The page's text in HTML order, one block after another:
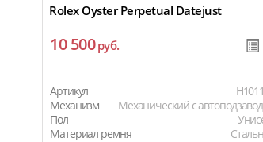
Rolex Oyster Perpetual Datejust
10 500руб.
Артикул
Механизм
Механический с
Пол
Материал ремня